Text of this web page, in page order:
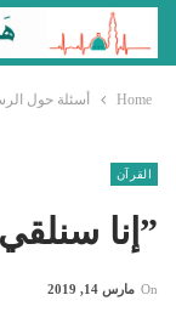
Home أسئلة حول
القرآن
”إنا
On مارس 14, 2019